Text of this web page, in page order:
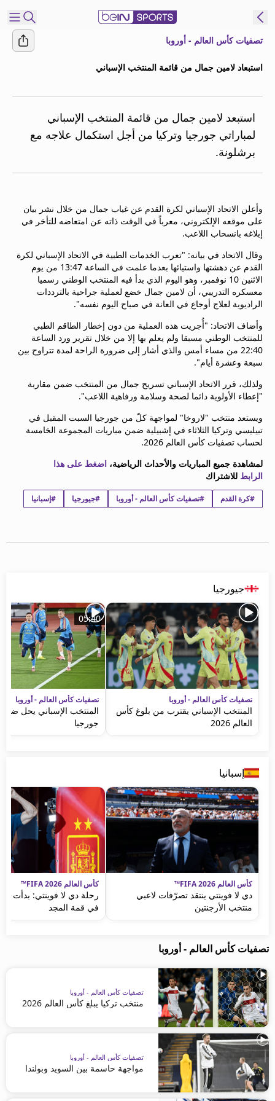
النسخة
MENA
إدارة
قائمة
النشرة
اتصل بنا
beIN CONNECT
beIN MEDIA GROUP
ترددات beIN SPORTS
الأسئلة الأكثر شيوعاً
دليل التلفاز
احصل على beIN
معلومات عن هذا الموقع
تصفيات كأس العالم - أوروبا
استبعاد لامين جمال من قائمة المنتخب الإسباني
استبعد لامين جمال من قائمة المنتخب الإسباني
لمباراتي جورجيا وتركيا من أجل استكمال علاجه مع
برشلونة.
وأعلن الاتحاد الإسباني لكرة القدم عن غياب جمال من خلال نشر بيان
على موقعه الإلكتروني، معرباً في الوقت ذاته عن امتعاضه للتأخر في
إبلاغه بانسحاب اللاعب.
وقال الاتحاد في بيانه: "تعرب الخدمات الطبية في الاتحاد الإسباني لكرة
القدم عن دهشتها واستيائها بعدما علمت في الساعة 13:47 من يوم
الاثنين 10 نوفمبر، وهو اليوم الذي بدأ فيه المنتخب الوطني رسميا
معسكره التدريبي، أن لامين جمال خضع لعملية جراحية بالترددات
الراديوية لعلاج أوجاع في العانة في صباح اليوم نفسه".
وأضاف الاتحاد: "أُجريت هذه العملية من دون إخطار الطاقم الطبي
للمنتخب الوطني مسبقا ولم يعلم بها إلا من خلال تقرير ورد الساعة
22:40 من مساء أمس والذي أشار إلى ضرورة الراحة لمدة تتراوح بين
سبعة وعشرة أيام".
ولذلك، قرر الاتحاد الإسباني تسريح جمال من المنتخب ضمن مقاربة
"إعطاء الأولوية دائما لصحة وسلامة ورفاهية اللاعب".
ويستعد منتخب "لاروخا" لمواجهة كلّ من جورجيا السبت المقبل في
تبيليسي وتركيا الثلاثاء في إشبيلية ضمن مباريات المجموعة الخامسة
لحساب تصفيات كأس العالم 2026.
لمشاهدة جميع المباريات والأحداث الرياضية، اضغط على هذا
الرابط للاشتراك
#كرة القدم #تصفيات كأس العالم - أوروبا #جيورجيا #إسبانيا
جيورجيا
تصفيات كأس العالم - أوروبا
المنتخب الإسباني يقترب من بلوغ كأس
العالم 2026
05:40
تصفيات كأس العالم - أوروبا
المنتخب الإسباني يحل ضيفاًَ
جورجيا
إسبانيا
كأس العالم FIFA 2026™
دي لا فوينتي ينتقد تصرّفات لاعبي
منتخب الأرجنتين
كأس العالم FIFA 2026™
رحلة دي لا فوينتي: بدأت
في قمة المجد
تصفيات كأس العالم - أوروبا
تصفيات كأس العالم - أوروبا
منتخب تركيا يبلغ كأس العالم 2026
تصفيات كأس العالم - أوروبا
مواجهة حاسمة بين السويد وبولندا